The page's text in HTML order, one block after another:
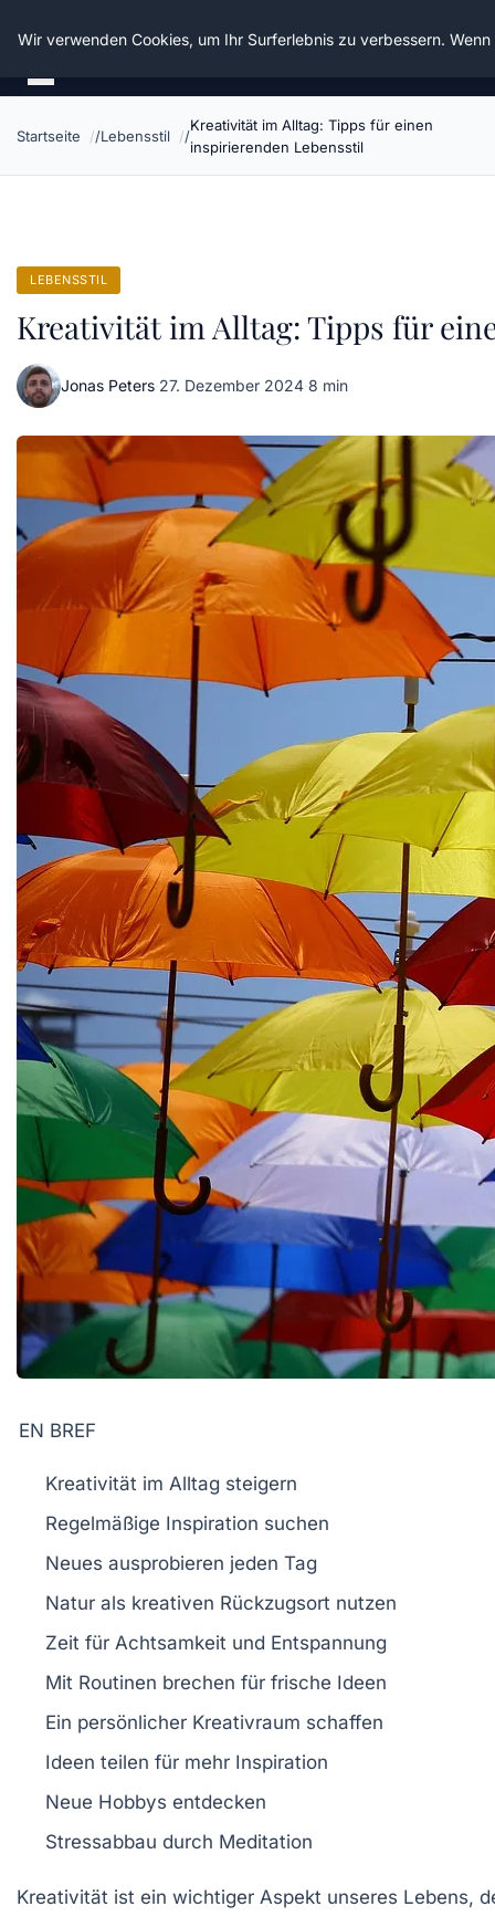
Die Schnitter
Startseite Lebensstil
Kreativität im Alltag: Tipps für einen
inspirierenden Lebensstil
LEBENSSTIL
Kreativität im Alltag: Tipps für
Jonas Peters·27. Dezember 2024·8 min
EN BREF
Kreativität im Alltag steigern
Regelmäßige Inspiration suchen
Neues ausprobieren jeden Tag
Natur als kreativen Rückzugsort nutzen
Zeit für Achtsamkeit und Entspannung
Mit Routinen brechen für frische Ideen
Ein persönlicher Kreativraum schaffen
Ideen teilen für mehr Inspiration
Neue Hobbys entdecken
Stressabbau durch Meditation
Kreativität ist ein wichtiger Aspekt unseres Lebens,
Wir verwenden Cookies, um Ihr Surferlebnis zu verbessern.